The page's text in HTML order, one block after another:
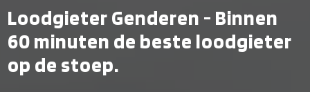
Loodgieter Genderen - Binnen
60 minuten de beste loodgieter
op de stoep.